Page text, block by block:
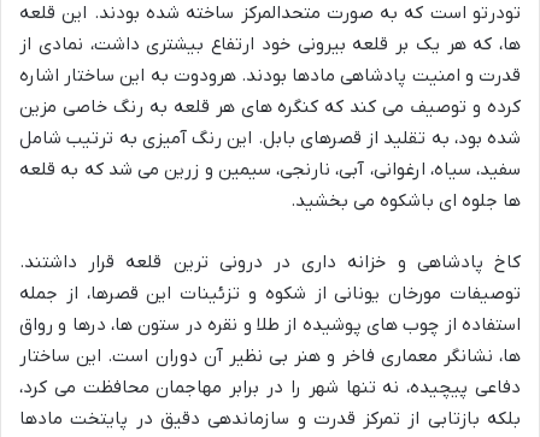
تودرتو است که به صورت متحدالمرکز ساخته شده بودند. این قلعه
ها، که هر یک بر قلعه بیرونی خود ارتفاع بیشتری داشت، نمادی از
قدرت و امنیت پادشاهی مادها بودند. هرودوت به این ساختار اشاره
کرده و توصیف می کند که کنگره های هر قلعه به رنگ خاصی مزین
شده بود، به تقلید از قصرهای بابل. این رنگ آمیزی به ترتیب شامل
سفید، سیاه، ارغوانی، آبی، نارنجی، سیمین و زرین می شد که به قلعه
ها جلوه ای باشکوه می بخشید.
کاخ پادشاهی و خزانه داری در درونی ترین قلعه قرار داشتند.
توصیفات مورخان یونانی از شکوه و تزئینات این قصرها، از جمله
استفاده از چوب های پوشیده از طلا و نقره در ستون ها، درها و رواق
ها، نشانگر معماری فاخر و هنر بی نظیر آن دوران است. این ساختار
دفاعی پیچیده، نه تنها شهر را در برابر مهاجمان محافظت می کرد،
بلکه بازتابی از تمرکز قدرت و سازماندهی دقیق در پایتخت مادها